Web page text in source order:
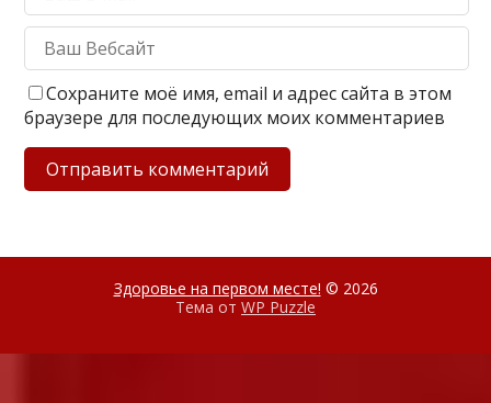
Сохраните моё имя, email и адрес сайта в этом
браузере для последующих моих комментариев
Здоровье на первом месте! © 2026
Тема от WP Puzzle